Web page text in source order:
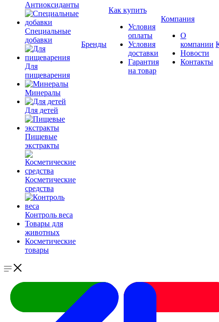
Антиоксиданты
Специальные
добавки
Для
пищеварения
Минералы
Для детей
Пищевые
экстракты
Косметические
средства
Контроль веса
Товары для
животных
Косметические
товары
Бренды
Как купить
Условия
оплаты
Условия
доставки
Гарантия
на товар
Компания
О
компании
Новости
Контакты